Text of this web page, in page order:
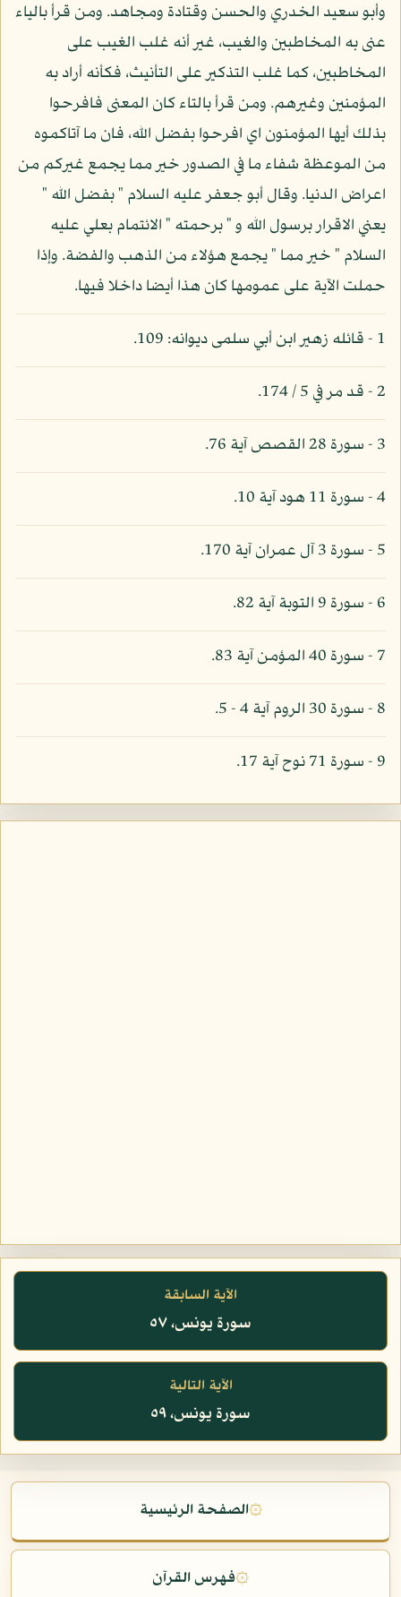
وأبو سعيد الخدري والحسن وقتادة ومجاهد. ومن قرأ بالياء
عنى به المخاطبين والغيب، غير أنه غلب الغيب على
المخاطبين، كما غلب التذكير على التأنيث، فكأنه أراد به
المؤمنين وغيرهم. ومن قرأ بالتاء كان المعنى فافرحوا
بذلك أيها المؤمنون اي افرحوا بفضل الله، فان ما آتاكموه
من الموعظة شفاء ما في الصدور خير مما يجمع غيركم من
اعراض الدنيا. وقال أبو جعفر عليه السلام " بفضل الله "
يعني الاقرار برسول الله و " برحمته " الائتمام بعلي عليه
السلام " خير مما " يجمع هؤلاء من الذهب والفضة. وإذا
حملت الآية على عمومها كان هذا أيضا داخلا فيها.
1 - قائله زهير ابن أبي سلمى ديوانه: 109.
2 - قد مر في 5 / 174.
3 - سورة 28 القصص آية 76.
4 - سورة 11 هود آية 10.
5 - سورة 3 آل عمران آية 170.
6 - سورة 9 التوبة آية 82.
7 - سورة 40 المؤمن آية 83.
8 - سورة 30 الروم آية 4 - 5.
9 - سورة 71 نوح آية 17.
الآية السابقة
سورة يونس، ٥٧
الآية التالية
سورة يونس، ٥٩
۞الصفحة الرئيسية
۞فهرس القرآن